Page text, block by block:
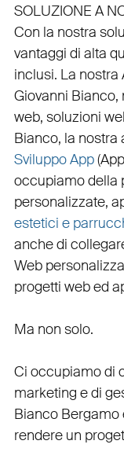
SOLUZIONE A
Con la nostra
vantaggi di alta
inclusi. La nostra
Giovanni Bianco,
web, soluzioni
Bianco, la nostra
Sviluppo App(
occupiamo della
personalizzate,
estetici e
anche di
Web
progetti webed
Ma non solo.
Ci occupiamo di
marketing e di
BiancoBergamo
rendere un